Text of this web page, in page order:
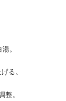
。
る。
整。